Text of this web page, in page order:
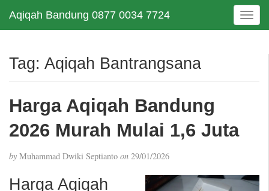
Aqiqah Bandung 0877 0034 7724
T
o
e
t
Tag: Aqiqah Bantrangsana
Harga Aqiqah Bandung
2026 Murah Mulai 1,6 Juta
by Muhammad Dwiki Septianto on 29/01/2026
Harga Aqiqah